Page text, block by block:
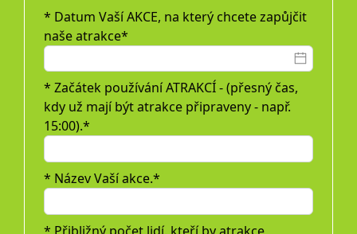
* Datum Vaší AKCE, na který chcete zapůjčit
naše atrakce*
* Začátek používání ATRAKCÍ - (přesný čas,
kdy už mají být atrakce připraveny - např.
15:00).*
* Název Vaší akce.*